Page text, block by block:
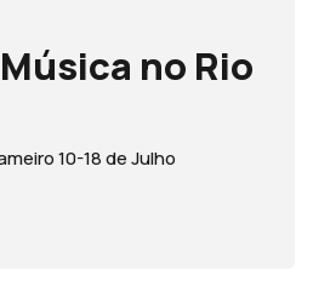
no Rio
10-18 de Julho